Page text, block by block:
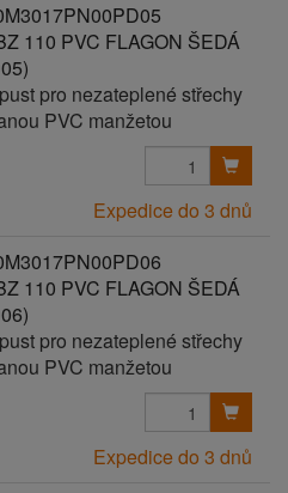
110 PVC FLAGON ŠEDÁ
pro nezateplené střechy
PVC manžetou
Expedice do 3 dnů
110 PVC FLAGON ŠEDÁ
pro nezateplené střechy
PVC manžetou
Expedice do 3 dnů